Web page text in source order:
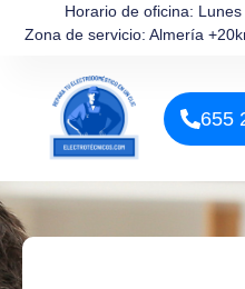
Horario de oficina:
Zona de servicio: Almería
655